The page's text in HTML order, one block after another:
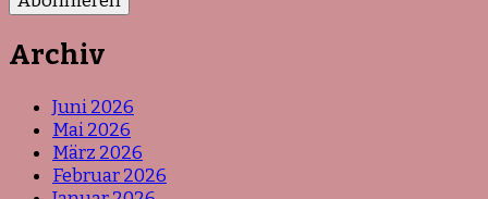
Archiv
Juni 2026
Mai 2026
März 2026
Februar 2026